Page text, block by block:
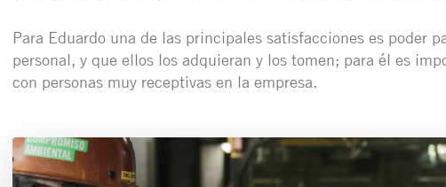
Para Eduardo una de las principales satisfacciones es poder
personal, y que ellos los adquieran y los tomen; para él es
con personas muy receptivas en la empresa.